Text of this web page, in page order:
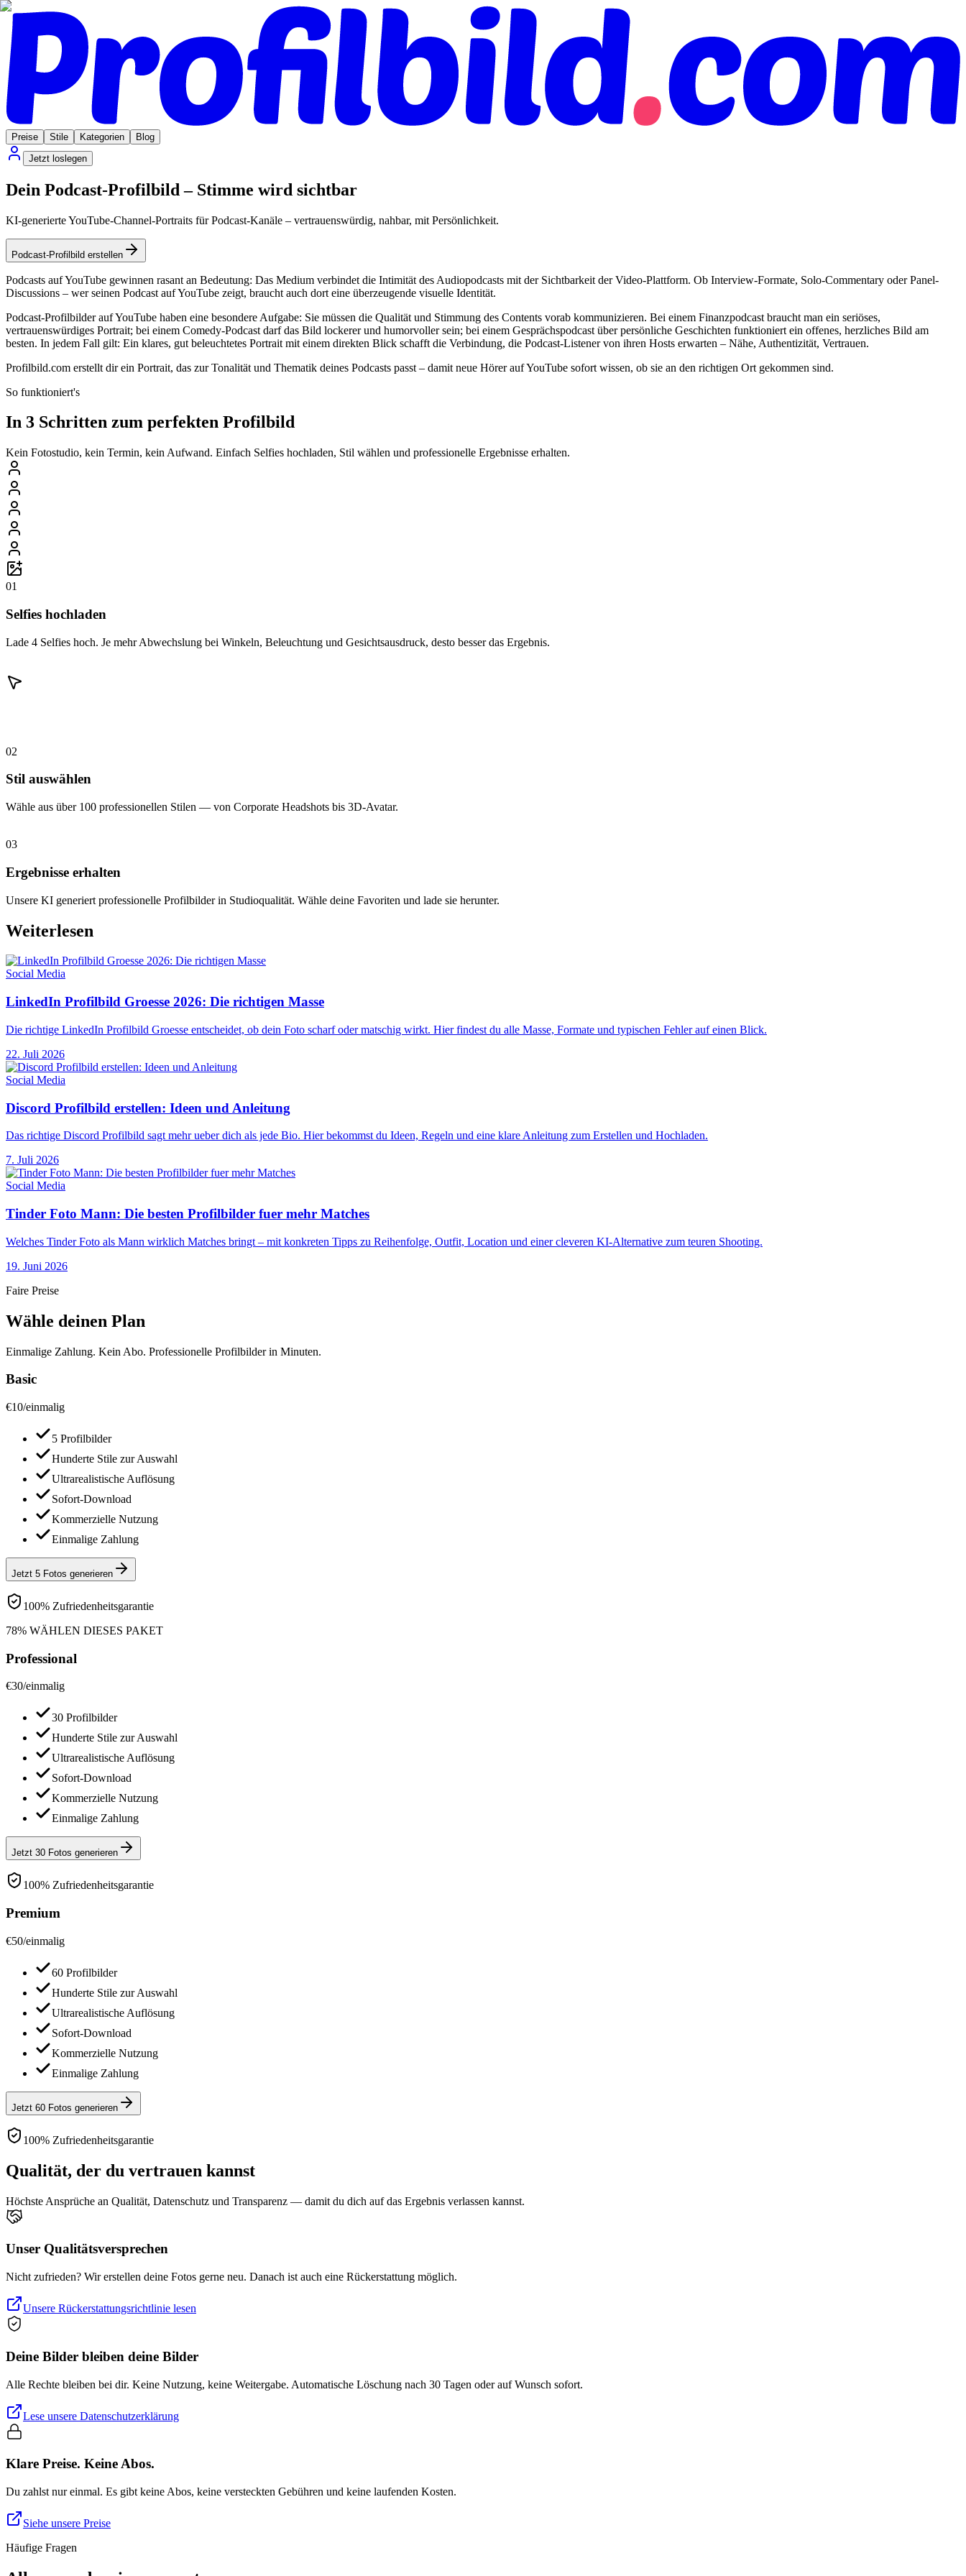
Preise Stile Kategorien
Blog
Jetzt loslegen
Dein Podcast-Profilbild – Stimme wird sichtbar
KI-generierte YouTube-Channel-Portraits für Podcast-Kanäle – vertrauenswürdig, nahbar, mit Persönlichkeit.
Podcast-Profilbild erstellen
Podcasts auf YouTube gewinnen rasant an Bedeutung: Das Medium verbindet die Intimität des Audiopodcasts mit der Sichtbarkeit der Video-Plattform. Ob Interview-Formate, Solo-Commentary oder Panel-
Discussions – wer seinen Podcast auf YouTube zeigt, braucht auch dort eine überzeugende visuelle Identität.
Podcast-Profilbilder auf YouTube haben eine besondere Aufgabe: Sie müssen die Qualität und Stimmung des Contents vorab kommunizieren. Bei einem Finanzpodcast braucht man ein seriöses,
vertrauenswürdiges Portrait; bei einem Comedy-Podcast darf das Bild lockerer und humorvoller sein; bei einem Gesprächspodcast über persönliche Geschichten funktioniert ein offenes, herzliches Bild am
besten. In jedem Fall gilt: Ein klares, gut beleuchtetes Portrait mit einem direkten Blick schafft die Verbindung, die Podcast-Listener von ihren Hosts erwarten – Nähe, Authentizität, Vertrauen.
Profilbild.com erstellt dir ein Portrait, das zur Tonalität und Thematik deines Podcasts passt – damit neue Hörer auf YouTube sofort wissen, ob sie an den richtigen Ort gekommen sind.
So funktioniert's
In 3 Schritten zum perfekten Profilbild
Kein Fotostudio, kein Termin, kein Aufwand. Einfach Selfies hochladen, Stil wählen und professionelle Ergebnisse erhalten.
01
Selfies hochladen
Lade 4 Selfies hoch. Je mehr Abwechslung bei Winkeln, Beleuchtung und Gesichtsausdruck, desto besser das Ergebnis.
02
Stil auswählen
Wähle aus über 100 professionellen Stilen — von Corporate Headshots bis 3D-Avatar.
03
Ergebnisse erhalten
Unsere KI generiert professionelle Profilbilder in Studioqualität. Wähle deine Favoriten und lade sie herunter.
Weiterlesen
Social Media
LinkedIn Profilbild Groesse 2026: Die richtigen Masse
Die richtige LinkedIn Profilbild Groesse entscheidet, ob dein Foto scharf oder matschig wirkt. Hier findest du alle Masse, Formate und typischen Fehler auf einen Blick.
22. Juli 2026
Social Media
Discord Profilbild erstellen: Ideen und Anleitung
Das richtige Discord Profilbild sagt mehr ueber dich als jede Bio. Hier bekommst du Ideen, Regeln und eine klare Anleitung zum Erstellen und Hochladen.
7. Juli 2026
Social Media
Tinder Foto Mann: Die besten Profilbilder fuer mehr Matches
Welches Tinder Foto als Mann wirklich Matches bringt – mit konkreten Tipps zu Reihenfolge, Outfit, Location und einer cleveren KI-Alternative zum teuren Shooting.
19. Juni 2026
Faire Preise
Wähle deinen Plan
Einmalige Zahlung. Kein Abo. Professionelle Profilbilder in Minuten.
Basic
€10/einmalig
5 Profilbilder
Hunderte Stile zur Auswahl
Ultrarealistische Auflösung
Sofort-Download
Kommerzielle Nutzung
Einmalige Zahlung
Jetzt 5 Fotos generieren
100% Zufriedenheitsgarantie
78% WÄHLEN DIESES PAKET
Professional
€30/einmalig
30 Profilbilder
Hunderte Stile zur Auswahl
Ultrarealistische Auflösung
Sofort-Download
Kommerzielle Nutzung
Einmalige Zahlung
Jetzt 30 Fotos generieren
100% Zufriedenheitsgarantie
Premium
€50/einmalig
60 Profilbilder
Hunderte Stile zur Auswahl
Ultrarealistische Auflösung
Sofort-Download
Kommerzielle Nutzung
Einmalige Zahlung
Jetzt 60 Fotos generieren
100% Zufriedenheitsgarantie
Qualität, der du vertrauen kannst
Höchste Ansprüche an Qualität, Datenschutz und Transparenz — damit du dich auf das Ergebnis verlassen kannst.
Unser Qualitätsversprechen
Nicht zufrieden? Wir erstellen deine Fotos gerne neu. Danach ist auch eine Rückerstattung möglich.
Unsere Rückerstattungsrichtlinie lesen
Deine Bilder bleiben deine Bilder
Alle Rechte bleiben bei dir. Keine Nutzung, keine Weitergabe. Automatische Löschung nach 30 Tagen oder auf Wunsch sofort.
Lese unsere Datenschutzerklärung
Klare Preise. Keine Abos.
Du zahlst nur einmal. Es gibt keine Abos, keine versteckten Gebühren und keine laufenden Kosten.
Siehe unsere Preise
Häufige Fragen